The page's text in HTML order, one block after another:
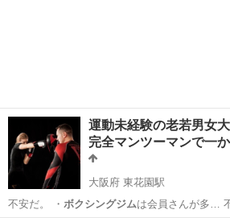
運動未経験の老若男女
完全マンツーマンで一
大阪府 東花園駅
不安だ。 ・ ボクシングジムは会員さんが多…